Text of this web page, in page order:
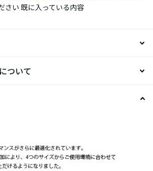
さい 既に入っている内容
ついて